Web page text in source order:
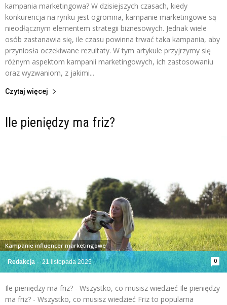
kampania marketingowa? W dzisiejszych czasach, kiedy
konkurencja na rynku jest ogromna, kampanie marketingowe są
nieodłącznym elementem strategii biznesowych. Jednak wiele
osób zastanawia się, ile czasu powinna trwać taka kampania, aby
przyniosła oczekiwane rezultaty. W tym artykule przyjrzymy się
różnym aspektom kampanii marketingowych, ich zastosowaniu
oraz wyzwaniom, z jakimi...
Czytaj więcej
Ile pieniędzy ma friz?
Redakcja - 21 listopada 2025 0
Kampanie influencer marketingowe
Ile pieniędzy ma friz? - Wszystko, co musisz wiedzieć Ile pieniędzy
ma friz? - Wszystko, co musisz wiedzieć Friz to popularna